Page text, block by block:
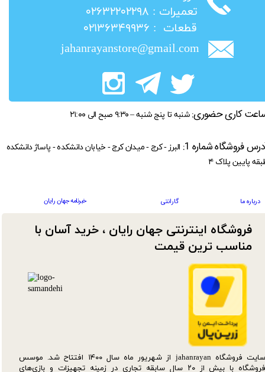
​تعمیرات : ۰۲۶۳۲۲۰۲۲۹۸
​قطعات : ۰۲۱۳۶۳۴۹۹۳۶
jahanrayanstore@gmail.com
سایت فروشگاه jahanrayan از شهریور ماه سال ۱۴۰۰ افتتاح شد. موسس
فروشگاه با بیش از ۲۰ سال سابقه تجاری در زمینه تجهیزات و بازی‌های
فروشگاه اینترنتی جهان رایان ، خرید آسان با
مناسب ترین قیمت​​​​​​​
کاری حضوری: شنبه تا پنج شنبه – ۹:۳۰ صبح الی ۲۱:۰۰
درباره ما گارانتی خبرنامه جهان رایان
فروشگاه شماره 1:
البرز - کرج - میدان کرج - خیابان دانشکده - پاساژ دانشکده
پایین پلاک ۴